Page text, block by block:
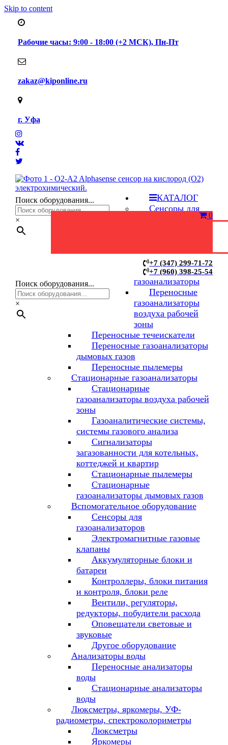
Skip to content
Рабочие часы: 9:00 - 18:00 (+2 МСК), Пн-Пт
zakaz@kiponline.ru
г. Уфа
Поиск оборудования...
×
0
+7 (347) 299-71-72
+7 (960) 398-25-54
Поиск оборудования...
×
КАТАЛОГ
Сенсоры для
газоанализаторов
газоанализаторы
Переносные
газоанализаторы
воздуха рабочей
зоны
Переносные течеискатели
Переносные газоанализаторы
дымовых газов
Переносные пылемеры
Стационарные газоанализаторы
Стационарные
газоанализаторы воздуха рабочей
зоны
Газоаналитические системы,
системы газового анализа
Сигнализаторы
загазованности для котельных,
коттеджей и квартир
Стационарные пылемеры
Стационарные
газоанализаторы дымовых газов
Вспомогательное оборудование
Сенсоры для
газоанализаторов
Электромагнитные газовые
клапаны
Аккумуляторные блоки и
батареи
Контроллеры, блоки питания
и контроля, блоки реле
Вентили, регуляторы,
редукторы, побудители расхода
Оповещатели световые и
звуковые
Другое оборудование
Анализаторы воды
Переносные анализаторы
воды
Стационарные анализаторы
воды
Люксметры, яркомеры, УФ-
радиометры, спектроколориметры
Люксметры
Яркомеры